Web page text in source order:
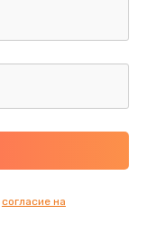
согласие на